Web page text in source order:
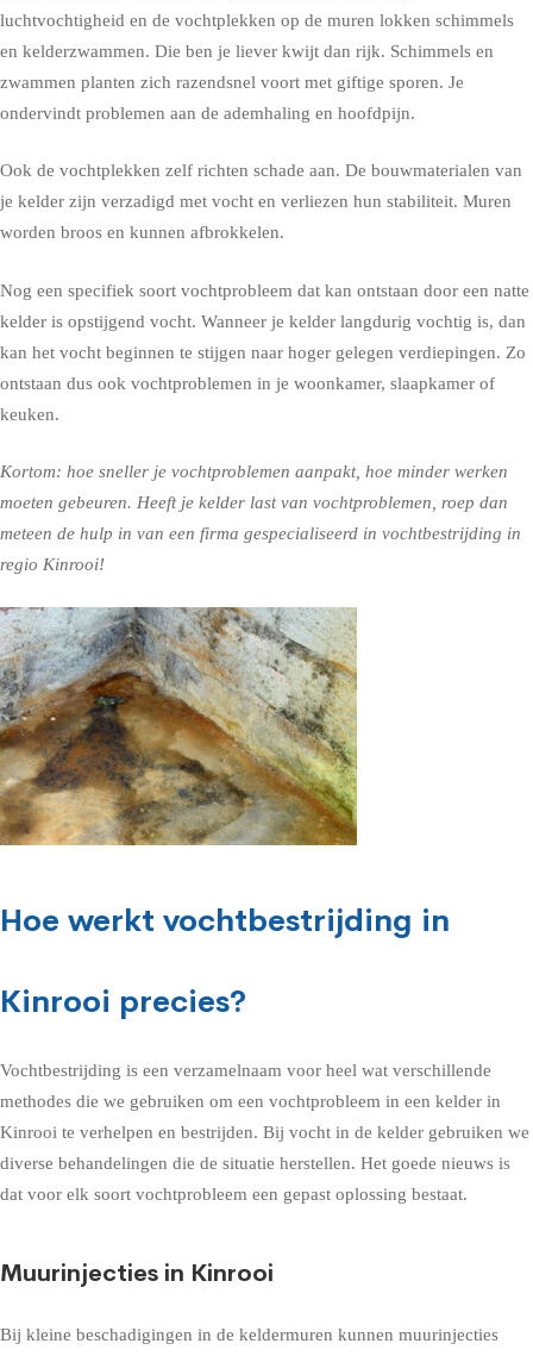
luchtvochtigheid en de vochtplekken op de muren lokken schimmels
en kelderzwammen. Die ben je liever kwijt dan rijk. Schimmels en
zwammen planten zich razendsnel voort met giftige sporen. Je
ondervindt problemen aan de ademhaling en hoofdpijn.
Ook de vochtplekken zelf richten schade aan. De bouwmaterialen van
je kelder zijn verzadigd met vocht en verliezen hun stabiliteit. Muren
worden broos en kunnen afbrokkelen.
Nog een specifiek soort vochtprobleem dat kan ontstaan door een natte
kelder is opstijgend vocht. Wanneer je kelder langdurig vochtig is, dan
kan het vocht beginnen te stijgen naar hoger gelegen verdiepingen. Zo
ontstaan dus ook vochtproblemen in je woonkamer, slaapkamer of
keuken.
Kortom: hoe sneller je vochtproblemen aanpakt, hoe minder werken
moeten gebeuren. Heeft je kelder last van vochtproblemen, roep dan
meteen de hulp in van een firma gespecialiseerd in vochtbestrijding in
regio Kinrooi!
Hoe werkt vochtbestrijding in
Kinrooi precies?
Vochtbestrijding is een verzamelnaam voor heel wat verschillende
methodes die we gebruiken om een vochtprobleem in een kelder in
Kinrooi te verhelpen en bestrijden. Bij vocht in de kelder gebruiken we
diverse behandelingen die de situatie herstellen. Het goede nieuws is
dat voor elk soort vochtprobleem een gepast oplossing bestaat.
Muurinjecties in Kinrooi
Bij kleine beschadigingen in de keldermuren kunnen muurinjecties